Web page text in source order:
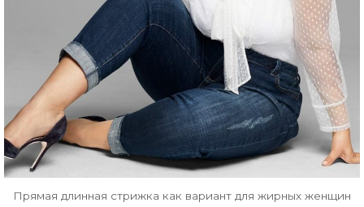
Прямая длинная стрижка как вариант для жирных женщин